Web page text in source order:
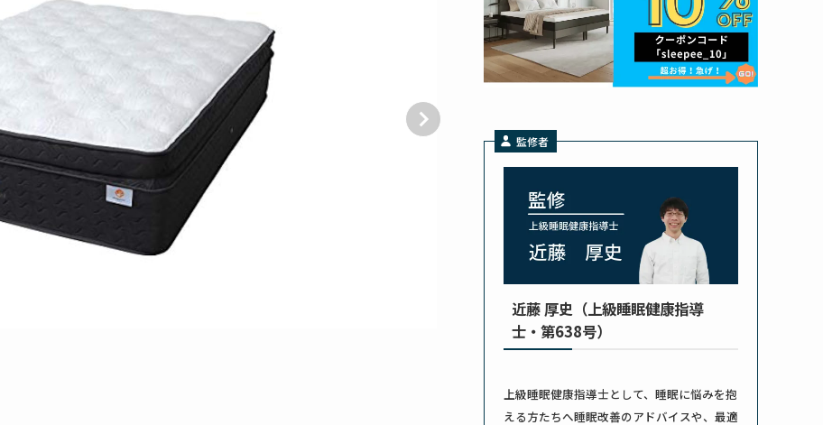
監修者
近藤 厚史（上級睡眠健康指導
士・第638号）
上級睡眠健康指導士として、睡眠に悩みを抱
える方たちへ睡眠改善のアドバイスや、最適